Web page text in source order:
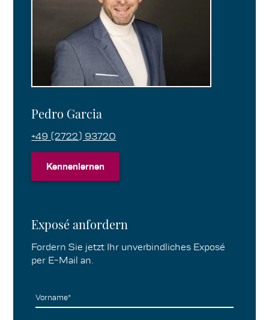
Pedro Garcia
+49 (2722) 93720
Kennenlernen
Kennenlernen
Exposé anfordern
Fordern Sie jetzt Ihr unverbindliches Exposé
per E-Mail an.
Vorname*